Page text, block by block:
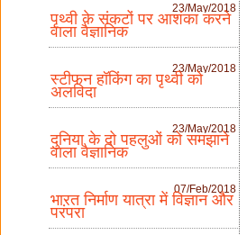
23/May/2018
पृथ्वी के संकटों पर आशंका करने
वाला वैज्ञानिक
23/May/2018
स्टीफन हॉकिंग का पृथ्वी को
अलविदा
23/May/2018
दुनिया के दो पहलुओं को समझाने
वाला वैज्ञानिक
07/Feb/2018
भारत निर्माण यात्रा में विज्ञान और
परंपरा